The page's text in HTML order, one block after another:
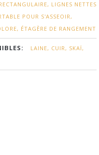
LIGNES NETTES
POUR S'ASSEOIR,
ÉTAGÈRE DE RANGEMENT
LAINE, CUIR, SKAÏ,